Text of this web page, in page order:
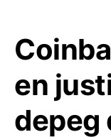
en
depeg